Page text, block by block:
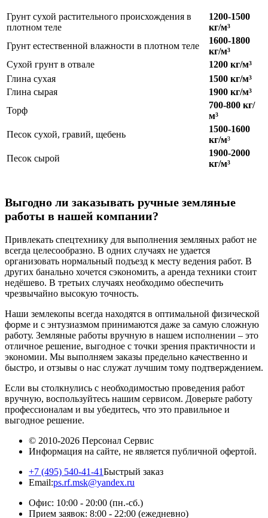
Грунт сухой растительного происхождения в
плотном теле
1200-1500
кг/м³
Грунт естественной влажности в плотном теле
1600-1800
кг/м³
Сухой грунт в отвале
1200 кг/м³
Глина сухая
1500 кг/м³
Глина сырая
1900 кг/м³
Торф
700-800 кг/
м³
Песок сухой, гравий, щебень
1500-1600
кг/м³
Песок сырой
1900-2000
кг/м³
Выгодно ли заказывать ручные земляные
работы в нашей компании?
Привлекать спецтехнику для выполнения земляных работ не
всегда целесообразно. В одних случаях не удается
организовать нормальный подъезд к месту ведения работ. В
других банально хочется сэкономить, а аренда техники стоит
недёшево. В третьих случаях необходимо обеспечить
чрезвычайно высокую точность.
Наши землекопы всегда находятся в оптимальной физической
форме и с энтузиазмом принимаются даже за самую сложную
работу. Земляные работы вручную в нашем исполнении – это
отличное решение, выгодное с точки зрения практичности и
экономии. Мы выполняем заказы предельно качественно и
быстро, и отзывы о нас служат лучшим тому подтверждением.
Если вы столкнулись с необходимостью проведения работ
вручную, воспользуйтесь нашим сервисом. Доверьте работу
профессионалам и вы убедитесь, что это правильное и
выгодное решение.
© 2010-2026 Персонал Сервис
Информация на сайте, не является публичной офертой.
+7 (495) 540-41-41Быстрый заказ
Email:ps.rf.msk@yandex.ru
Офис: 10:00 - 20:00 (пн.-сб.)
Прием заявок: 8:00 - 22:00 (ежедневно)